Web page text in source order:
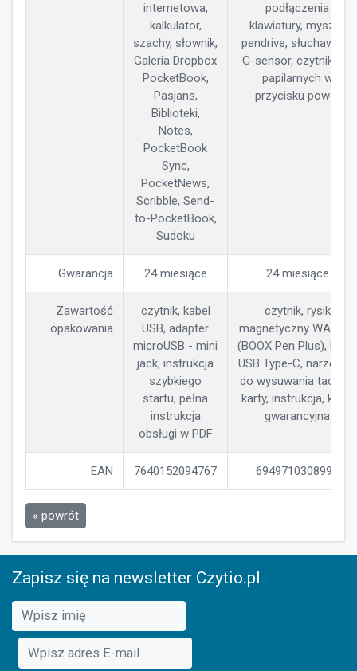
internetowa,
kalkulator,
szachy, słownik,
Galeria Dropbox
PocketBook,
Pasjans,
Biblioteki,
Notes,
PocketBook
Sync,
PocketNews,
Scribble, Send-
to-PocketBook,
Sudoku
podłączenia
klawiatury, myszki,
pendrive, słuchawek),
G-sensor, czytnik linii
papilarnych w
przycisku power
Gwarancja 24 miesiące 24 miesiące
Zawartość
opakowania
czytnik, kabel
USB, adapter
microUSB - mini
jack, instrukcja
szybkiego
startu, pełna
instrukcja
obsługi w PDF
czytnik, rysik
magnetyczny WACOM
(BOOX Pen Plus), kabel
USB Type-C, narzędzie
do wysuwania tacy na
karty, instrukcja, karta
gwarancyjna
EAN 7640152094767 6949710308997
« powrót
Zapisz się na newsletter Czytio.pl